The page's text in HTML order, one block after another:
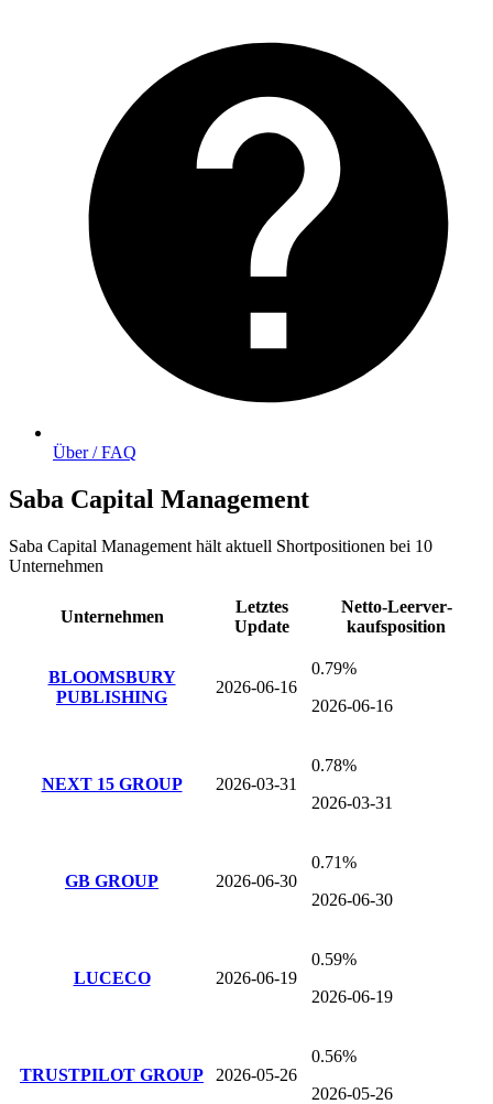
Über / FAQ
Saba Capital Management
Saba Capital Management hält aktuell Shortpositionen bei 10
Unternehmen
Unternehmen
Letztes
Update
Netto-Leer­ver­
kaufsposition
BLOOMSBURY
PUBLISHING
2026-06-16
0.79%
2026-06-16
NEXT 15 GROUP 2026-03-31
0.78%
2026-03-31
GB GROUP 2026-06-30
0.71%
2026-06-30
LUCECO 2026-06-19
0.59%
2026-06-19
TRUSTPILOT GROUP 2026-05-26
0.56%
2026-05-26